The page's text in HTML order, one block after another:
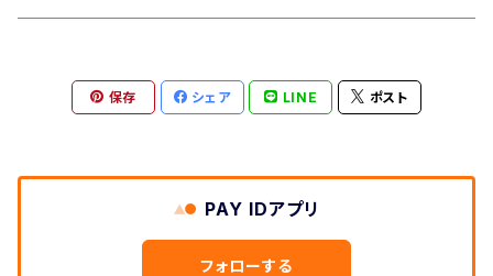
保存 シェア LINE ポスト
PAY IDアプリ
フォローする